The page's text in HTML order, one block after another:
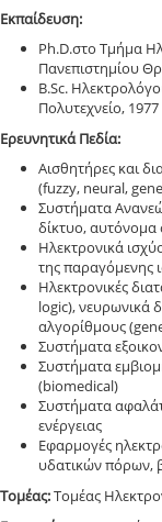
Εκπαίδευση:
Ph.D.στο Τμήμα
Πανεπιστημίου
B.Sc.
Πολυτεχνείο, 1977
Ερευνητικά Πεδία:
Αισθητήρες και
(fuzzy, neural,
Συστήματα
δίκτυο,
Ηλεκτρονικά
της παραγόμενης
Ηλεκτρονικές
logic), νευρωνικά
αλγορίθμους
Συστήματα
Συστήματα
(biomedical)
Συστήματα
ενέργειας
Εφαρμογές
υδατικών πόρων,
Τομέας:Τομέας